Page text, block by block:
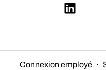
Connexion employé ·